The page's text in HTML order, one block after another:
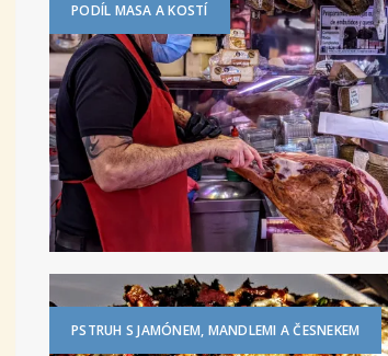
PODÍL MASA A KOSTÍ
PSTRUH S JAMÓNEM, MANDLEMI A ČESNEKEM